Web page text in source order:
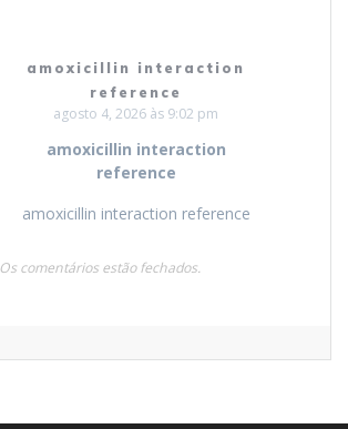
amoxicillin interaction
reference
agosto 4, 2026 às 9:02 pm
amoxicillin interaction
reference
amoxicillin interaction reference
Os comentários estão fechados.